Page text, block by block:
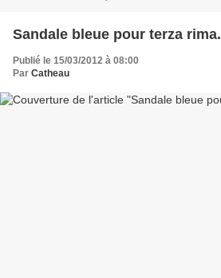
Sandale bleue pour terza rima.
Publié le 15/03/2012 à 08:00
Par Catheau